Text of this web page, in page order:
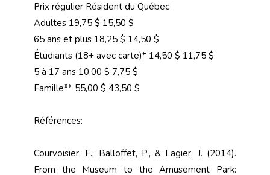
Prix régulier Résident du Québec
Adultes 19,75 $ 15,50 $
65 ans et plus 18,25 $ 14,50 $
Étudiants (18+ avec carte)* 14,50 $ 11,75 $
5 à 17 ans 10,00 $ 7,75 $
Famille** 55,00 $ 43,50 $
Références:
Courvoisier, F., Balloffet, P., & Lagier, J. (2014).
From the Museum to the Amusement Park: